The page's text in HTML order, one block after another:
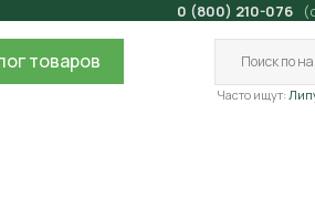
0 (800) 210-076
товаров
Часто ищут: